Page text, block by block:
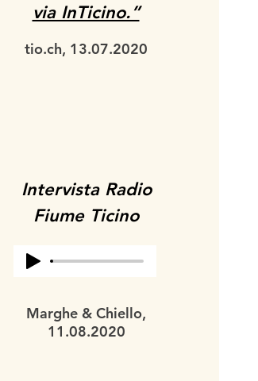
via InTicino.”
tio.ch, 13.07.2020
Intervista Radio
Fiume Ticino
Marghe & Chiello,
11.08.2020